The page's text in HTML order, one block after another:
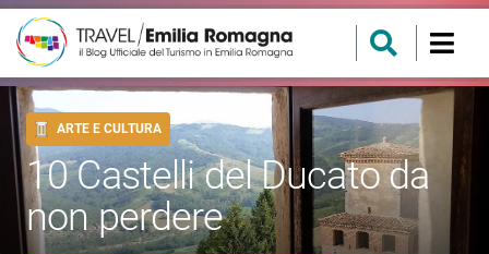
ARTE E CULTURA
10 Castelli del Ducato da
non perdere